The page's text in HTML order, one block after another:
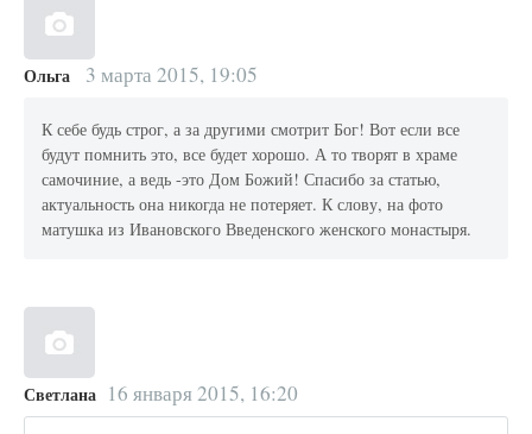
Ольга 3 марта 2015, 19:05
К себе будь строг, а за другими смотрит Бог! Вот если все
будут помнить это, все будет хорошо. А то творят в храме
самочиние, а ведь -это Дом Божий! Спасибо за статью,
актуальность она никогда не потеряет. К слову, на фото
матушка из Ивановского Введенского женского монастыря.
Светлана 16 января 2015, 16:20